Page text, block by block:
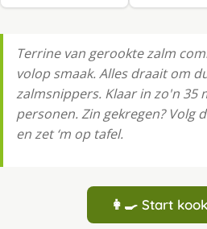
Terrine van gerookte zalm
volop smaak. Alles draait om
zalmsnippers. Klaar in zo'n 35
personen. Zin gekregen? Volg
en zet ‘m op tafel.
👩‍🍳 Start